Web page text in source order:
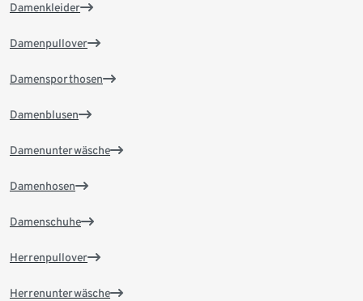
Damenkleider
Damenpullover
Damensporthosen
Damenblusen
Damenunterwäsche
Damenhosen
Damenschuhe
Herrenpullover
Herrenunterwäsche